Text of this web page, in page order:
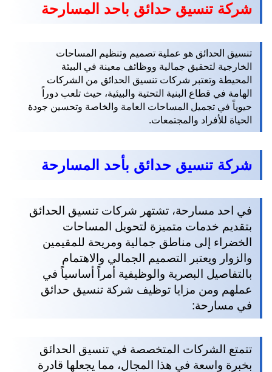
شركة تنسيق حدائق باحد المسارحة
تنسيق الحدائق هو عملية تصميم وتنظيم المساحات
الخارجية لتحقيق جمالية ووظائف معينة في البيئة
المحيطة وتعتبر شركات تنسيق الحدائق من الشركات
الهامة في قطاع البنية التحتية والبيئية، حيث تلعب دوراً
حيوياً في تجميل المساحات العامة والخاصة وتحسين جودة
الحياة للأفراد والمجتمعات.
شركة تنسيق حدائق بأحد المسارحة
في احد مسارحة، تشتهر شركات تنسيق الحدائق
بتقديم خدمات متميزة لتحويل المساحات
الخضراء إلى مناطق جمالية ومريحة للمقيمين
والزوار ويعتبر التصميم الجمالي والاهتمام
بالتفاصيل البصرية والوظيفية أمراً أساسياً في
عملهم ومن مزايا توظيف شركة تنسيق حدائق
في مسارحة:
تتمتع الشركات المتخصصة في تنسيق الحدائق
بخبرة واسعة في هذا المجال، مما يجعلها قادرة